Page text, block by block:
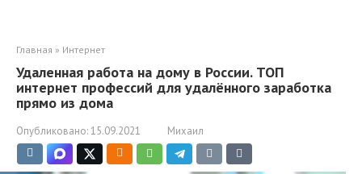
Главная » Интернет
Удаленная работа на дому в России. ТОП
интернет профессий для удалённого заработка
прямо из дома
Опубликовано:15.09.2021 Михаил